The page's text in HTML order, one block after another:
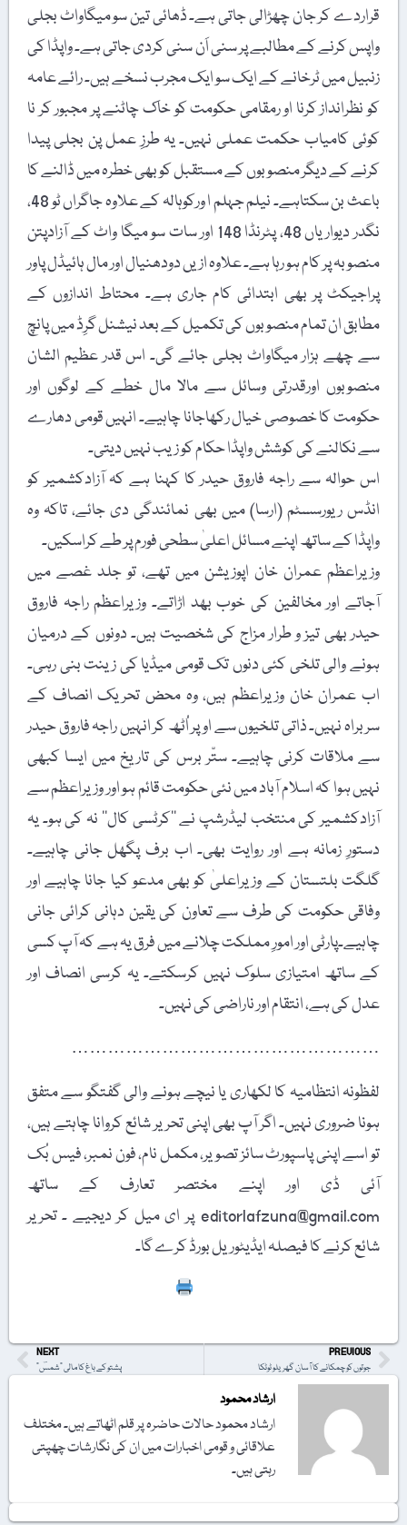
قراردے کر جان چھڑالی جاتی ہے۔ ڈھائی تین سو میگاواٹ بجلی
واپس کرنے کے مطالبے پر سنی اَن سنی کردی جاتی ہے۔ واپڈا کی
زنبیل میں ٹرخانے کے ایک سو ایک مجرب نسخے ہیں۔ رائے عامہ
کو نظرانداز کرنا او رمقامی حکومت کو خاک چاٹنے پر مجبور کر نا
کوئی کامیاب حکمت عملی نہیں۔ یہ طرزِ عمل پن بجلی پیدا
کرنے کے دیگر منصوبوں کے مستقبل کو بھی خطرہ میں ڈالنے کا
باعث بن سکتاہے۔ نیلم جہلم ا ورکوہالہ کے علاوہ جاگراں ٹو 48،
نگدر دیواریاں 48، پٹرنڈا 148 اور سات سو میگا واٹ کے آزادپتن
منصوبہ پر کام ہو رہا ہے۔ علاوہ ازیں دودھنیال اور مال ہائیڈل پاور
پراجیکٹ پر بھی ابتدائی کام جاری ہے۔ محتاط اندازوں کے
مطابق ان تمام منصوبوں کی تکمیل کے بعد نیشنل گرِڈ میں پانچ
سے چھے ہزار میگاواٹ بجلی جائے گی۔ اس قدر عظیم الشان
منصوبوں اورقدرتی وسائل سے مالا مال خطے کے لوگوں اور
حکومت کا خصوصی خیال رکھاجانا چاہیے۔ انہیں قومی دھارے
سے نکالنے کی کوشش واپڈا حکام کو زیب نہیں دیتی۔
اس حوالہ سے راجہ فاروق حیدر کا کہنا ہے کہ آزادکشمیر کو
انڈس ریورسسٹم (ارسا) میں بھی نمائندگی دی جائے، تاکہ وہ
واپڈا کے ساتھ اپنے مسائل اعلیٰ سطحی فورم پر طے کراسکیں۔
وزیراعظم عمران خان اپوزیشن میں تھے، تو جلد غصے میں
آجاتے اور مخالفین کی خوب بھد اڑاتے۔ وزیراعظم راجہ فاروق
حیدر بھی تیز و طرار مزاج کی شخصیت ہیں۔ دونوں کے درمیان
ہونے والی تلخی کئی دنوں تک قومی میڈیا کی زینت بنی رہی۔
اب عمران خان وزیراعظم ہیں، وہ محض تحریک انصاف کے
سربراہ نہیں۔ ذاتی تلخیوں سے اوپر اُٹھ کر انہیں راجہ فاروق حیدر
سے ملاقات کرنی چاہیے۔ ستّر برس کی تاریخ میں ایسا کبھی
نہیں ہوا کہ اسلام آباد میں نئی حکومت قائم ہو اور وزیراعظم سے
آزادکشمیر کی منتخب لیڈرشپ نے ’’کرٹسی کال‘‘ نہ کی ہو۔ یہ
دستورِ زمانہ ہے اور روایت بھی۔ اب برف پگھل جانی چاہیے۔
گلگت بلتستان کے وزیراعلیٰ کو بھی مدعو کیا جانا چاہیے اور
وفاقی حکومت کی طرف سے تعاون کی یقین دہانی کرائی جانی
چاہیے۔پارٹی اور امورِ مملکت چلانے میں فرق یہ ہے کہ آپ کسی
کے ساتھ امتیازی سلوک نہیں کرسکتے۔ یہ کرسی انصاف اور
عدل کی ہے، انتقام اور ناراضی کی نہیں۔
……………………………………………
لفظونہ انتظامیہ کا لکھاری یا نیچے ہونے والی گفتگو سے متفق
ہونا ضروری نہیں۔ اگر آپ بھی اپنی تحریر شائع کروانا چاہتے ہیں،
تو اسے اپنی پاسپورٹ سائز تصویر، مکمل نام، فون نمبر، فیس بُک
آئی ڈی اور اپنے مختصر تعارف کے ساتھ
editorlafzuna@gmail.com پر ای میل کر دیجیے ۔ تحریر
شائع کرنے کا فیصلہ ایڈیٹوریل بورڈ کرے گا۔
PREVIOUS
جوتوں کو چمکانے کا آسان گھریلو ٹوٹکا
NEXT
پشتو کے باغ کا مالی "شمسؔ”
ارشاد محمود
ارشاد محمود حالات حاضرہ پر قلم اٹھاتے ہیں۔ مختلف
علاقائی و قومی اخبارات میں ان کی نگارشات چھپتی
رہتی ہیں۔